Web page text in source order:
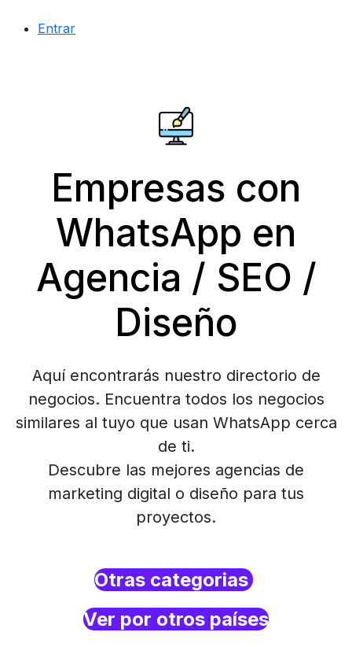
Entrar
Empresas con
WhatsApp en
Agencia / SEO /
Diseño
Aquí encontrarás nuestro directorio de
negocios. Encuentra todos los negocios
similares al tuyo que usan WhatsApp cerca
de ti.
Descubre las mejores agencias de
marketing digital o diseño para tus
proyectos.
Otras categorias
Ver por otros países